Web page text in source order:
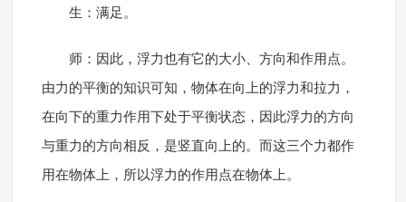
生：满足。
师：因此，浮力也有它的大小、方向和作用点。
由力的平衡的知识可知，物体在向上的浮力和拉力，
在向下的重力作用下处于平衡状态，因此浮力的方向
与重力的方向相反，是竖直向上的。而这三个力都作
用在物体上，所以浮力的作用点在物体上。